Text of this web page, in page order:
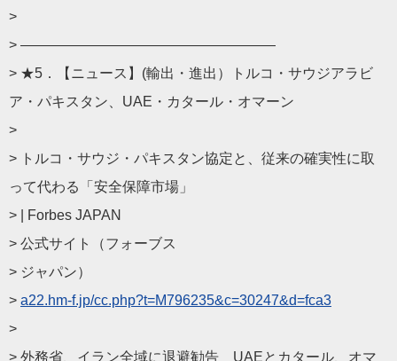
>
> ——————————————————
> ★5．【ニュース】(輸出・進出）トルコ・サウジアラビ
ア・ パキスタン、UAE・カタール・オマーン
>
> トルコ・サウジ・パキスタン協定と、 従来の確実性に取
って代わる「安全保障市場」
> | Forbes JAPAN
> 公式サイト（フォーブス
> ジャパン）
> a22.hm-f.jp/cc.php?t=M796235&c=30247&d=fca3
>
> 外務省、イラン全域に退避勧告 UAEとカタール、オマ